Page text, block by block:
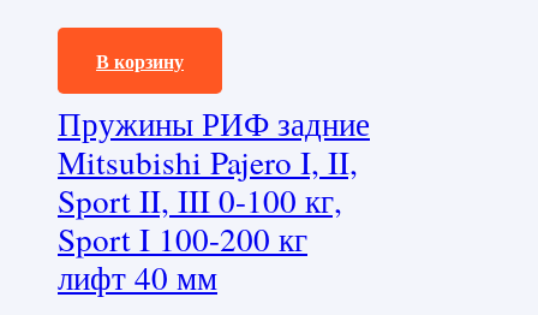
13260,0₽
В корзину
Пружины РИФ задние
Mitsubishi Pajero I, II,
Sport II, III 0-100 кг,
Sport I 100-200 кг
лифт 40 мм